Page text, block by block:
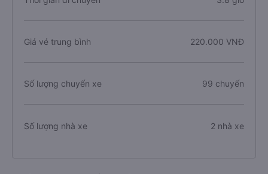
Giá vé trung bình 220.000 VNĐ
Số lượng chuyến xe 99 chuyến
Số lượng nhà xe 2 nhà xe